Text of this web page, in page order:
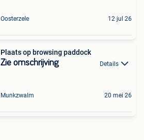
Oosterzele 12 jul 26
Plaats op browsing paddock
Zie omschrijving Details
Munkzwalm 20 mei 26